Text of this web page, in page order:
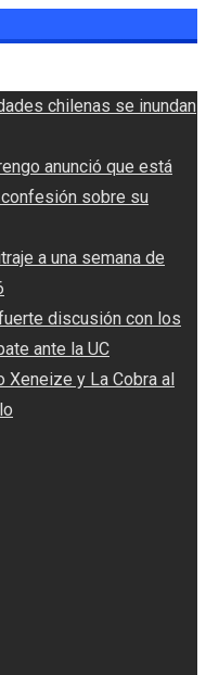
chilenas se inundan
anunció que está
sobre su
a una semana de
discusión con los
ante la UC
Xeneize y La Cobra al